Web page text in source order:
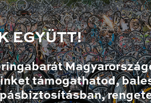
EGYÜTT!
támogathatod,